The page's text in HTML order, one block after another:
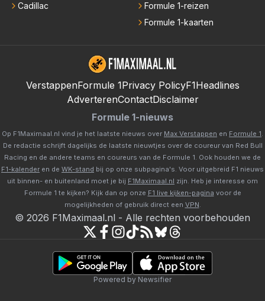
Cadillac
Formule 1-reizen
Formule 1-kaarten
VerstappenFormule 1Privacy PolicyF1Headlines
AdverterenContactDisclaimer
Formule 1-nieuws
Op F1Maximaal.nl vind je het laatste nieuws over Max Verstappen en Formule 1.
De redactie schrijft dagelijks de laatste nieuwtjes over de coureur van Red Bull
Racing en de andere teams en coureurs van de Formule 1. Ook houden we de
F1-kalender en de WK-stand bij op onze subpagina's. Voor uitgebreid F1 nieuws
uit binnen- en buitenland moet je bij F1Maximaal.nl zijn. Heb je interesse om
Formule 1 te kijken? Kijk dan op onze F1 live kijken-pagina voor de
mogelijkheden of gebruik direct een VPN.
© 2026 F1Maximaal.nl - Alle rechten voorbehouden
Powered by Newsifier